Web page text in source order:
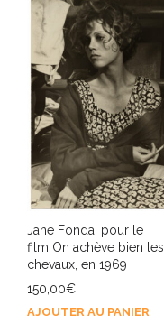
Jane Fonda, pour le
film On achève bien les
chevaux, en 1969
150,00€
AJOUTER AU PANIER